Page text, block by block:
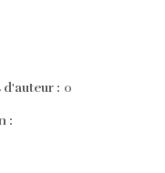
: 0
: